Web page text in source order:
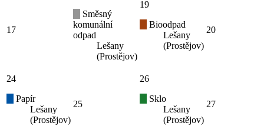
17
Směsný
komunální
odpad
Lešany
(Prostějov)
19
Bioodpad
Lešany
(Prostějov)
20
24
Papír
Lešany
(Prostějov)
25
26
Sklo
Lešany
(Prostějov)
27